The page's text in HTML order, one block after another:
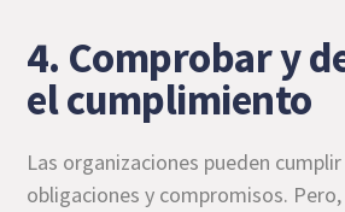
4. Comprobar y
el cumplimiento
Las organizaciones pueden
obligaciones y compromisos.